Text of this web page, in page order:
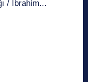
/ İbrahim...